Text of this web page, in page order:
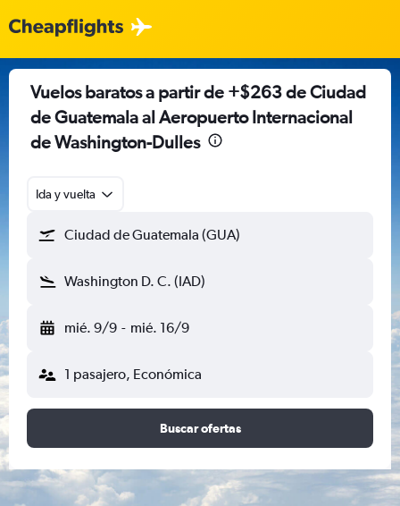
Vuelos baratos a partir de +$263 de Ciudad
de Guatemala al Aeropuerto Internacional
de Washington-Dulles
Ida y vuelta
Ciudad de Guatemala (GUA)
Washington D. C. (IAD)
mié. 9/9 - mié. 16/9
1 pasajero, Económica
Buscar ofertas